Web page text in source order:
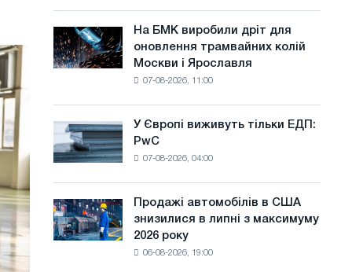
в
у
а
у
На
БМК
виробили
трамвайних
колій
і
Ярославля
На БМК виробили дріт для
оновлення трамвайних колій
Москви і Ярославля
07-08-2026, 11:00
Європі
виживуть
PwC
У Європі виживуть тільки ЕДП:
PwC
07-08-2026, 04:00
Продажі
автомобілів
в
Продажі автомобілів в США
знизилися в липні з максимуму
2026 року
06-08-2026, 19:00